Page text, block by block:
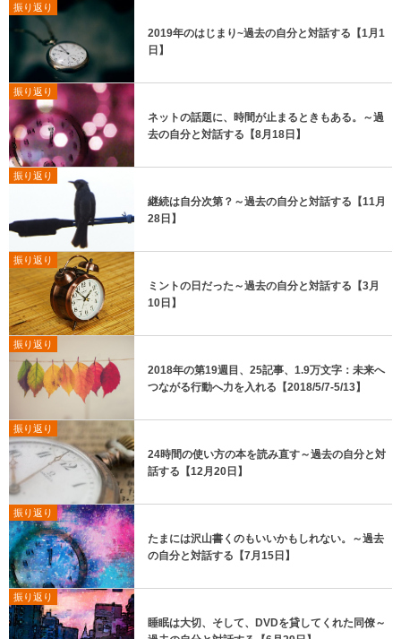
振り返り
2019年のはじまり~過去の自分と対話する【1月1
日】
振り返り
ネットの話題に、時間が止まるときもある。～過
去の自分と対話する【8月18日】
振り返り
継続は自分次第？～過去の自分と対話する【11月
28日】
振り返り
ミントの日だった～過去の自分と対話する【3月
10日】
振り返り
2018年の第19週目、25記事、1.9万文字：未来へ
つながる行動へ力を入れる【2018/5/7-5/13】
振り返り
24時間の使い方の本を読み直す～過去の自分と対
話する【12月20日】
振り返り
たまには沢山書くのもいいかもしれない。～過去
の自分と対話する【7月15日】
振り返り
睡眠は大切、そして、DVDを貸してくれた同僚～